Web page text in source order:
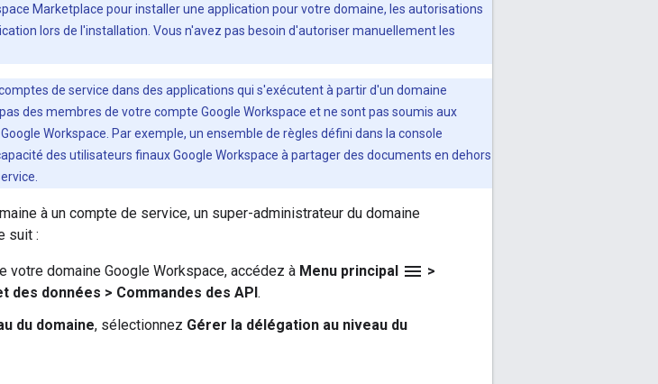
Marketplace pour installer une application pour votre domaine, les autorisations
lors de l'installation. Vous n'avez pas besoin d'autoriser manuellement les
de service dans des applications qui s'exécutent à partir d'un domaine
des membres de votre compte Google Workspace et ne sont pas soumis aux
Workspace. Par exemple, un ensemble de règles défini dans la console
des utilisateurs finaux Google Workspace à partager des documents en dehors
à un compte de service, un super-administrateur du domaine
suit :
votre domaine Google Workspace, accédez à Menu principal menu >
des données > Commandes des API.
du domaine, sélectionnez Gérer la délégation au niveau du